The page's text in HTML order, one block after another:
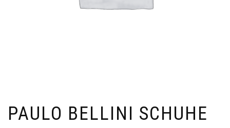
PAULO BELLINI SCHUHE